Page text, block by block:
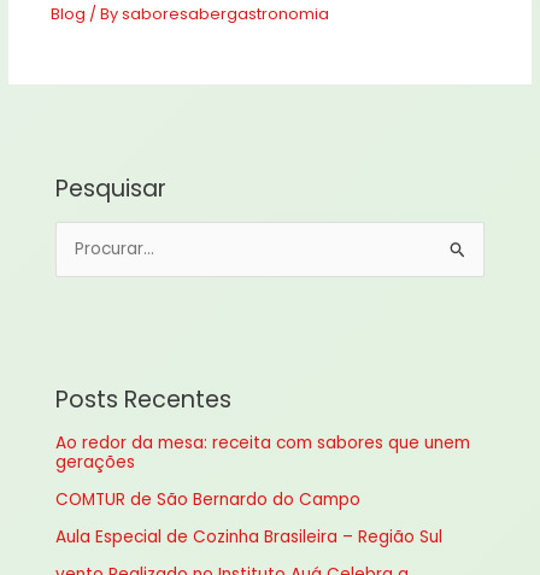
Blog / Bysaboresabergastronomia
Pesquisar
i
s
a
r
p
Posts Recentes
Ao redor da mesa: receita com sabores que unem
gerações
COMTUR de São Bernardo do Campo
Aula Especial de Cozinha Brasileira – Região Sul